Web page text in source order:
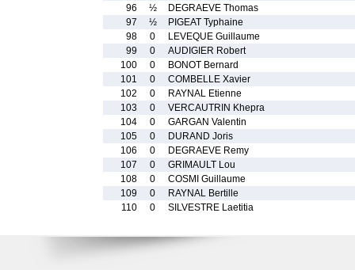
96
½
DEGRAEVE Thomas
97
½
PIGEAT Typhaine
98
0
LEVEQUE Guillaume
99
0
AUDIGIER Robert
100
0
BONOT Bernard
101
0
COMBELLE Xavier
102
0
RAYNAL Etienne
103
0
VERCAUTRIN Khepra
104
0
GARGAN Valentin
105
0
DURAND Joris
106
0
DEGRAEVE Remy
107
0
GRIMAULT Lou
108
0
COSMI Guillaume
109
0
RAYNAL Bertille
110
0 SILVESTRE Laetitia